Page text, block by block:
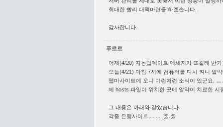
최대한 빨리 대책마련을 하겠습니다.
감사합니다.
푸르르
어제(4/20) 자동업데이트 메세지가 뜨길래 반
오늘(4/21) 아침 7시에 컴퓨터를 다시 켜니 알
웹마사이트에 오니 이런저런 소식이 있군요. ㅡ
제 hosts 파일이 위치한 곳에 알약이 치료한
그 내용은 아래와 같았습니다.
각종 은행사이트......... @.@